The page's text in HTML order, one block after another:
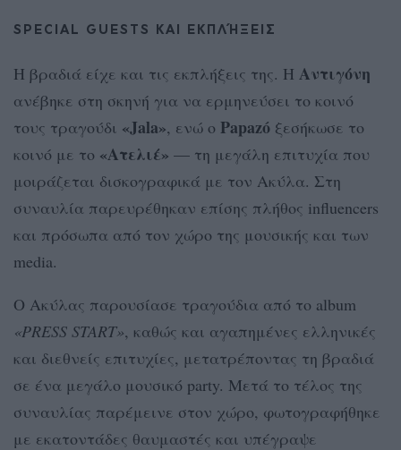
SPECIAL GUESTS ΚΑΙ ΕΚΠΛΉΞΕΙΣ
Η βραδιά είχε και τις εκπλήξεις της. Η Αντιγόνη
ανέβηκε στη σκηνή για να ερμηνεύσει το κοινό
τους τραγούδι «Jala», ενώ ο Papazó ξεσήκωσε το
κοινό με το «Ατελιέ» — τη μεγάλη επιτυχία που
μοιράζεται δισκογραφικά με τον Ακύλα. Στη
συναυλία παρευρέθηκαν επίσης πλήθος influencers
και πρόσωπα από τον χώρο της μουσικής και των
media.
Ο Ακύλας παρουσίασε τραγούδια από το album
«PRESS START», καθώς και αγαπημένες ελληνικές
και διεθνείς επιτυχίες, μετατρέποντας τη βραδιά
σε ένα μεγάλο μουσικό party. Μετά το τέλος της
συναυλίας παρέμεινε στον χώρο, φωτογραφήθηκε
με εκατοντάδες θαυμαστές και υπέγραψε